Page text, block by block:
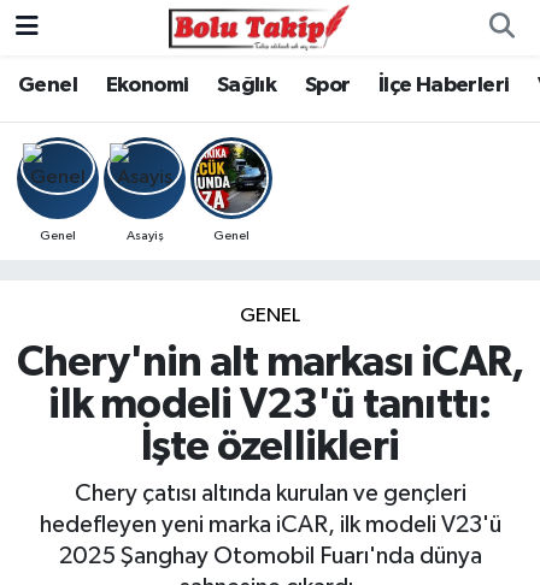
Genel Ekonomi Sağlık Spor İlçe Haberleri
Genel Asayiş Genel
GENEL
Chery'nin alt markası iCAR,
ilk modeli V23'ü tanıttı:
İşte özellikleri
Chery çatısı altında kurulan ve gençleri
hedefleyen yeni marka iCAR, ilk modeli V23'ü
2025 Şanghay Otomobil Fuarı'nda dünya